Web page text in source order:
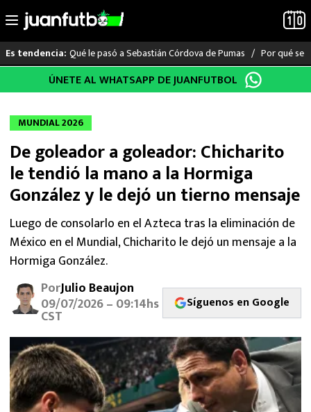
al
Es tendencia: Qué le pasó a Sebastián Córdova de Pumas Por qué se
LO ÚLTIMO
LIGA MX
RAYADOS
PUMAS
ATLANTE
SELECCIÓN MEXICANA
FUTBOL INTERNACIONAL
MEXICANOS EN EL EXTRANJERO
FUTBOL ESTUFA
FÓRMULA 1
ÚNETE AL WHATSAPP DE JUANFUTBOL
MUNDIAL 2026
De goleador a goleador: Chicharito
le tendió la mano a la Hormiga
González y le dejó un tierno mensaje
Luego de consolarlo en el Azteca tras la eliminación de
México en el Mundial, Chicharito le dejó un mensaje a la
Hormiga González.
PorJulio Beaujon
09/07/2026 – 09:14hs
CST
Síguenos en Google